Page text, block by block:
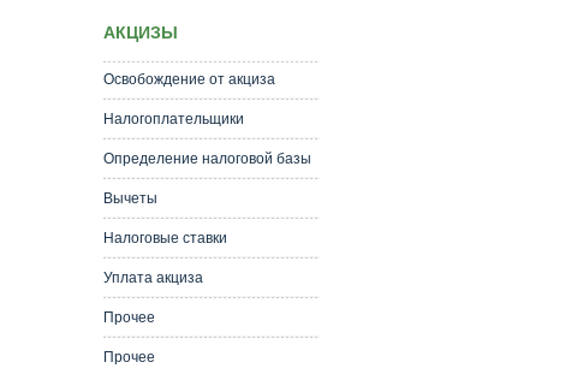
АКЦИЗЫ
Освобождение от акциза
Налогоплательщики
Определение налоговой базы
Вычеты
Налоговые ставки
Уплата акциза
Прочее
Прочее